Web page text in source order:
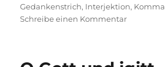
am
Gedankenstrich, Interjektion, Komma
Schreibe einen Kommentarzu